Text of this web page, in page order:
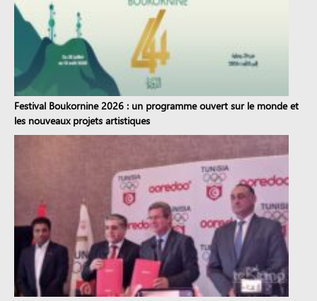
Festival Boukornine 2026 : un programme ouvert sur le monde et
les nouveaux projets artistiques